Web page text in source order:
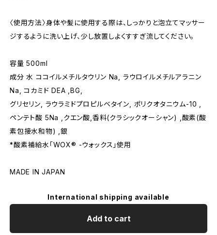
〈使用方法〉身体や髪に使用する際は、しっかりと泡立てマッサー
ジするように洗い上げ、少し放置しよくすすぎ流してください。
容量 500ml
成分 水 ココイルメチルタウリン Na, ラウロイルメチルアラニン
Na, コカミド DEA ,BG,
グリセリン, ラウラミドプロピルベタイン, ポリクオタニウム-10 ,
ペンテト酸 5Na ,クエン酸,香料(クラシックオーシャン) ,酸素(酸
素包接水和物) ,銀
*酸素補給水「WOX® -ウォックス」使用
MADE IN JAPAN
International shipping available
Add to cart